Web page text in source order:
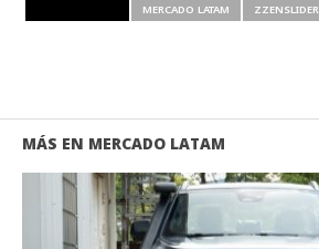
MERCADO LATAM ZZENSLIDER
MÁS EN MERCADO LATAM